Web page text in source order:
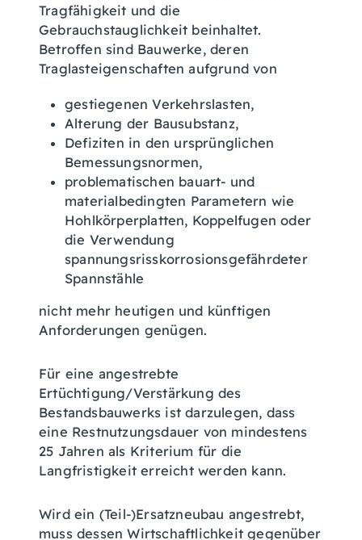
Tragfähigkeit und die
Gebrauchstauglichkeit beinhaltet.
Betroffen sind Bauwerke, deren
Traglasteigenschaften aufgrund von
gestiegenen Verkehrslasten,
Alterung der Bausubstanz,
Defiziten in den ursprünglichen
Bemessungsnormen,
problematischen bauart- und
materialbedingten Parametern wie
Hohlkörperplatten, Koppelfugen oder
die Verwendung
spannungsrisskorrosionsgefährdeter
Spannstähle
nicht mehr heutigen und künftigen
Anforderungen genügen.
Für eine angestrebte
Ertüchtigung/Verstärkung des
Bestandsbauwerks ist darzulegen, dass
eine Restnutzungsdauer von mindestens
25 Jahren als Kriterium für die
Langfristigkeit erreicht werden kann.
Wird ein (Teil-)Ersatzneubau angestrebt,
muss dessen Wirtschaftlichkeit gegenüber